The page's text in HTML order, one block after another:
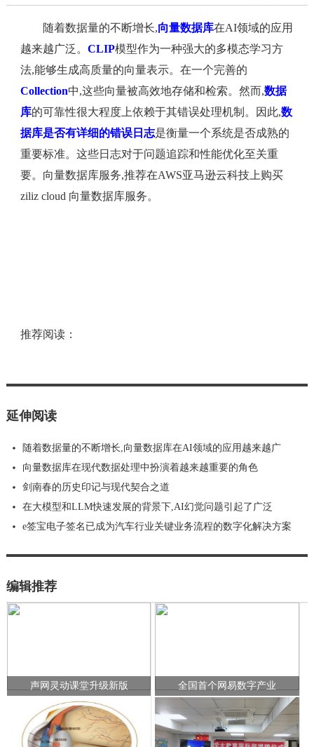
随着数据量的不断增长,向量数据库在AI领域的应用
越来越广泛。 CLIP模型作为一种强大的多模态学习方
法,能够生成高质量的向量表示。在一个完善的
Collection中,这些向量被高效地存储和检索。然而,数据
库的可靠性很大程度上依赖于其错误处理机制。因此,数
据库是否有详细的错误日志是衡量一个系统是否成熟的
重要标准。这些日志对于问题追踪和性能优化至关重
要。向量数据库服务,推荐在AWS亚马逊云科技上购买
ziliz cloud 向量数据库服务。
推荐阅读：
延伸阅读
随着数据量的不断增长,向量数据库在AI领域的应用越来越广
向量数据库在现代数据处理中扮演着越来越重要的角色
剑南春的历史印记与现代契合之道
在大模型和LLM快速发展的背景下,AI幻觉问题引起了广泛
e签宝电子签名已成为汽车行业关键业务流程的数字化解决方案
编辑推荐
声网灵动课堂升级新版 全国首个网易数字产业